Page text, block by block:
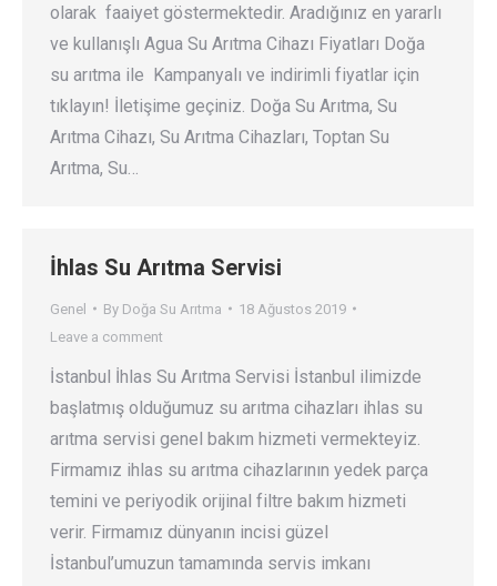
olarak faaiyet göstermektedir. Aradığınız en yararlı
ve kullanışlı Agua Su Arıtma Cihazı Fiyatları Doğa
su arıtma ile Kampanyalı ve indirimli fiyatlar için
tıklayın! İletişime geçiniz. Doğa Su Arıtma, Su
Arıtma Cihazı, Su Arıtma Cihazları, Toptan Su
Arıtma, Su…
İhlas Su Arıtma Servisi
Genel By Doğa Su Arıtma
18 Ağustos 2019
Leave a comment
İstanbul İhlas Su Arıtma Servisi İstanbul ilimizde
başlatmış olduğumuz su arıtma cihazları ihlas su
arıtma servisi genel bakım hizmeti vermekteyiz.
Firmamız ihlas su arıtma cihazlarının yedek parça
temini ve periyodik orijinal filtre bakım hizmeti
verir. Firmamız dünyanın incisi güzel
İstanbul’umuzun tamamında servis imkanı